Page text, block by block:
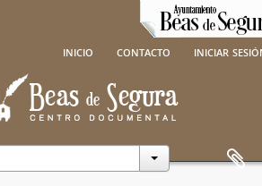
inicio contacto iniciar